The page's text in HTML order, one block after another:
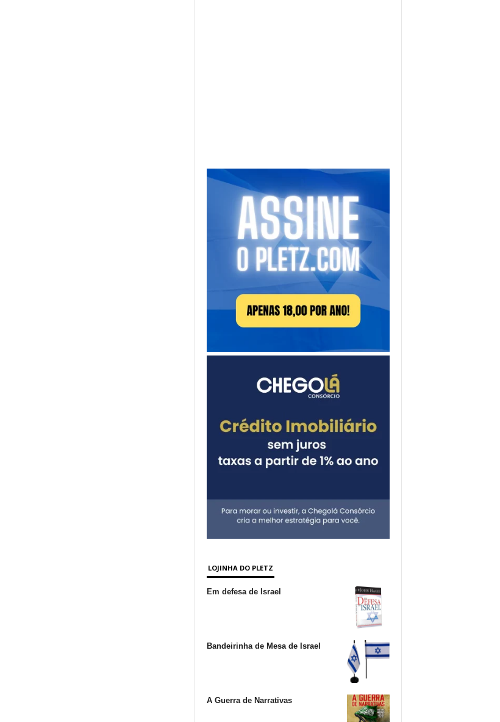
LOJINHA DO PLETZ
Em defesa de Israel
Bandeirinha de Mesa de Israel
A Guerra de Narrativas